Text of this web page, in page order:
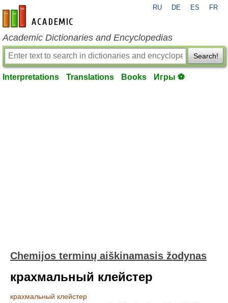
en-academic.com
RU DE ES FR
Academic Dictionaries and Encyclopedias
Search!
Interpretations Translations Books Игры ⚽
Chemijos terminų aiškinamasis žodynas
крахмальный клейстер
крахмальный клейстер